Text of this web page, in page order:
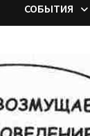
СОБЫТИЯ